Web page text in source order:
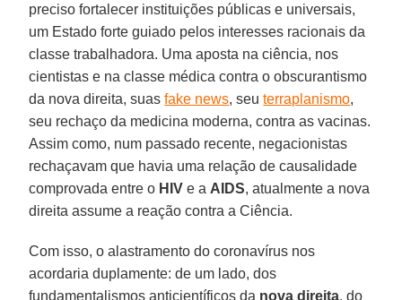
preciso fortalecer instituições públicas e universais,
um Estado forte guiado pelos interesses racionais da
classe trabalhadora. Uma aposta na ciência, nos
cientistas e na classe médica contra o obscurantismo
da nova direita, suasfake news, seuterraplanismo,
seu rechaço da medicina moderna, contra as vacinas.
Assim como, num passado recente, negacionistas
rechaçavam que havia uma relação de causalidade
comprovada entre o HIV e a AIDS, atualmente a nova
direita assume a reação contra a Ciência.
Com isso, o alastramento do coronavírus nos
acordaria duplamente: de um lado, dos
fundamentalismos anticientíficos da nova direita, do